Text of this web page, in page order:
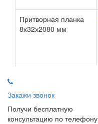
Притворная планка
8х32х2080 мм
Закажи звонок
Получи бесплатную
консультацию по телефону